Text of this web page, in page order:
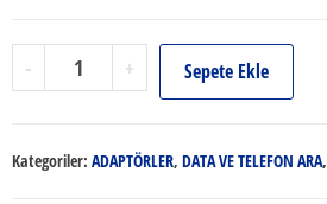
-
5X45
adet
+ Sepete Ekle
Kategoriler: ADAPTÖRLER, DATA VE TELEFON ARA,